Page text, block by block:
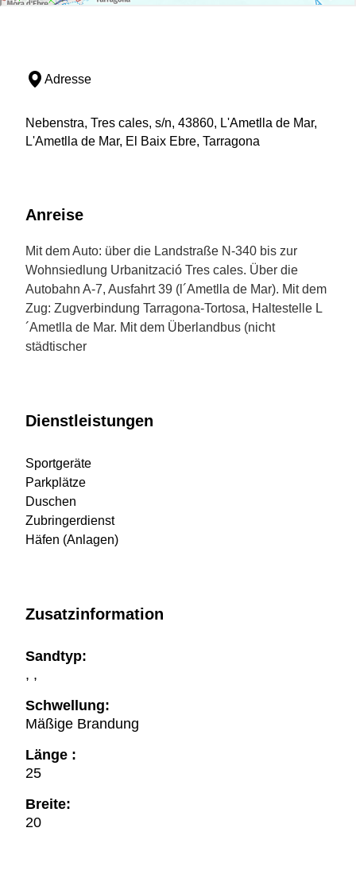
Adresse
Nebenstra, Tres cales, s/n, 43860, L'Ametlla de Mar,
L'Ametlla de Mar, El Baix Ebre, Tarragona
Anreise
Mit dem Auto: über die Landstraße N-340 bis zur
Wohnsiedlung Urbanització Tres cales. Über die
Autobahn A-7, Ausfahrt 39 (l´Ametlla de Mar). Mit dem
Zug: Zugverbindung Tarragona-Tortosa, Haltestelle L
´Ametlla de Mar. Mit dem Überlandbus (nicht
städtischer
Dienstleistungen
Sportgeräte
Parkplätze
Duschen
Zubringerdienst
Häfen (Anlagen)
Zusatzinformation
Sandtyp:
, ,
Schwellung:
Mäßige Brandung
Länge :
25
Breite:
20